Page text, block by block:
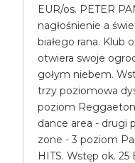
EUR/os. PETER
nagłośnienie a
białego rana. Klub
otwiera swoje
gołym niebem.
trzy poziomowa
poziom
dance area - drugi
zone - 3 poziom
HITS. Wstęp ok. 25